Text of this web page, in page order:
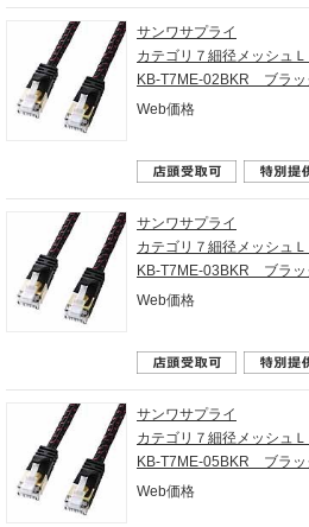
サンワサプライ
カテゴリ７細径メッシュ
KB-T7ME-02BKR ブラッ
Web価格
サンワサプライ
カテゴリ７細径メッシュ
KB-T7ME-03BKR ブラッ
Web価格
サンワサプライ
カテゴリ７細径メッシュ
KB-T7ME-05BKR ブラ
Web価格